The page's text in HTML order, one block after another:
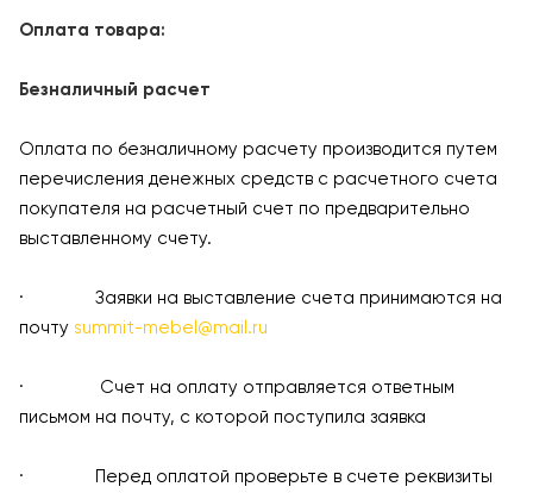
Оплата товара:
Безналичный расчет
Оплата по безналичному расчету производится путем
перечисления денежных средств с расчетного счета
покупателя на расчетный счет по предварительно
выставленному счету.
· Заявки на выставление счета принимаются на
почту summit-mebel@mail.ru
· Счет на оплату отправляется ответным
письмом на почту, с которой поступила заявка
· Перед оплатой проверьте в счете реквизиты